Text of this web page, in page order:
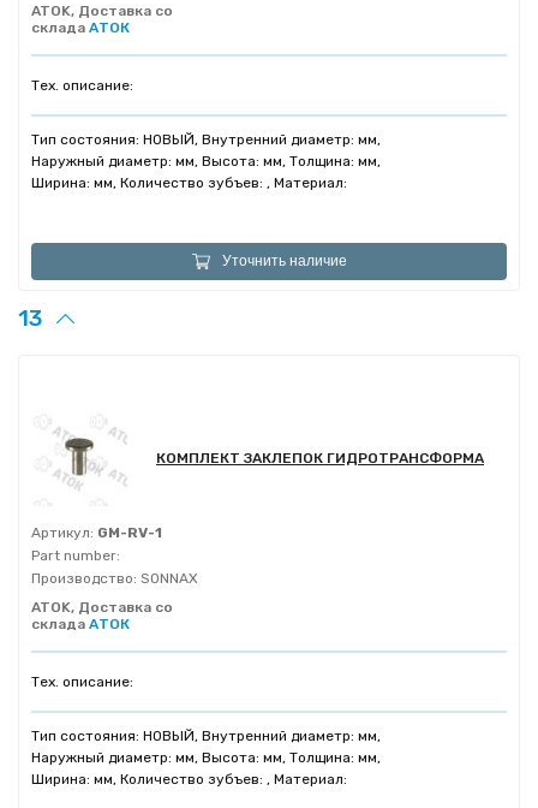
ATOK, Доставка со
склада АТОК
Тех. описание:
Тип состояния: НОВЫЙ, Внутренний диаметр: мм,
Наружный диаметр: мм, Высота: мм, Толщина: мм,
Ширина: мм, Количество зубъев: , Материал:
Уточнить наличие
13
КОМПЛЕКТ ЗАКЛЕПОК ГИДРОТРАНСФОРМА
Артикул: GM-RV-1
Part number:
Производство: SONNAX
ATOK, Доставка со
склада АТОК
Тех. описание:
Тип состояния: НОВЫЙ, Внутренний диаметр: мм,
Наружный диаметр: мм, Высота: мм, Толщина: мм,
Ширина: мм, Количество зубъев: , Материал: